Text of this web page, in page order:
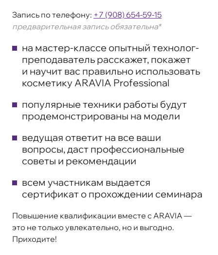
Запись по телефону: +7 (908) 654-59-15
предварительная запись обязательна*
на мастер-классе опытный технолог-
преподаватель расскажет, покажет
и научит вас правильно использовать
косметику ARAVIA Professional
популярные техники работы будут
продемонстрированы на модели
ведущая ответит на все ваши
вопросы, даст профессиональные
советы и рекомендации
всем участникам выдается
сертификат о прохождении семинара
Повышение квалификации вместе с ARAVIA —
это не только увлекательно, но и выгодно.
Приходите!